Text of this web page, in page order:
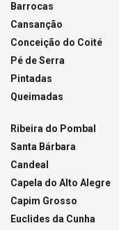
Barrocas
Cansanção
Conceição do Coité
Pé de Serra
Pintadas
Queimadas
Ribeira do Pombal
Santa Bárbara
Candeal
Capela do Alto Alegre
Capim Grosso
Euclides da Cunha